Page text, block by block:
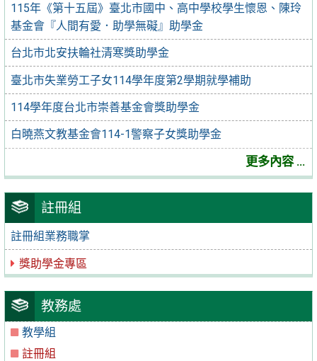
115年《第十五屆》臺北市國中、高中學校學生懷恩、陳玲
基金會『人間有愛．助學無礙』助學金
台北市北安扶輪社清寒獎助學金
臺北市失業勞工子女114學年度第2學期就學補助
114學年度台北市崇善基金會獎助學金
白曉燕文教基金會114-1警察子女獎助學金
更多內容 ...
註冊組
註冊組業務職掌
獎助學金專區
教務處
教學組
註冊組